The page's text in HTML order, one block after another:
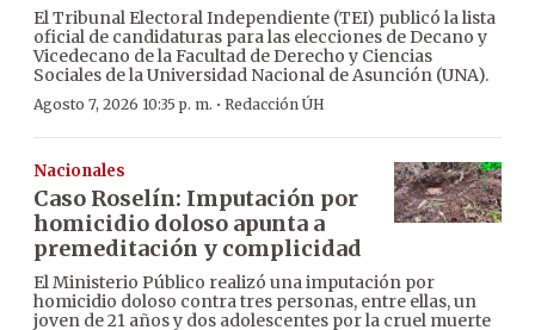
El Tribunal Electoral Independiente (TEI) publicó la lista
oficial de candidaturas para las elecciones de Decano y
Vicedecano de la Facultad de Derecho y Ciencias
Sociales de la Universidad Nacional de Asunción (UNA).
Agosto 7, 2026 10:35 p. m. · Redacción ÚH
Nacionales
Caso Roselín: Imputación por
homicidio doloso apunta a
premeditación y complicidad
El Ministerio Público realizó una imputación por
homicidio doloso contra tres personas, entre ellas, un
joven de 21 años y dos adolescentes por la cruel muerte